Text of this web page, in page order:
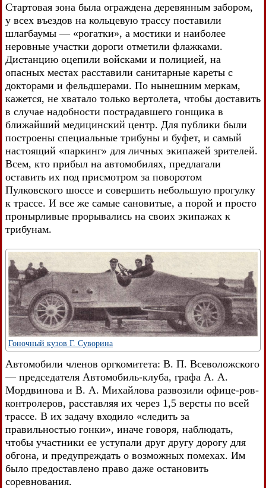
Стартовая зона была ограждена деревянным забором,
у всех въездов на кольцевую трассу поставили
шлагбаумы — «рогатки», а мостики и наиболее
неровные участки дороги отметили флажками.
Дистанцию оцепили войсками и полицией, на
опасных местах расставили санитарные кареты с
докторами и фельдшерами. По нынешним меркам,
кажется, не хватало только вертолета, чтобы доставить
в случае надобности пострадавшего гонщика в
ближайший медицинский центр. Для публики были
построены специальные трибуны и буфет, и самый
настоящий «паркинг» для личных экипажей зрителей.
Всем, кто прибыл на автомобилях, предлагали
оставить их под присмотром за поворотом
Пулковского шоссе и совершить небольшую прогулку
к трассе. И все же самые сановитые, а порой и просто
пронырливые прорывались на своих экипажах к
трибунам.
Гоночный кузов Г. Суворина
Автомобили членов оргкомитета: В. П. Всеволожского
— председателя Автомобиль-клуба, графа А. А.
Мордвинова и В. А. Михайлова развозили офице-ров-
контролеров, расставляя их через 1,5 версты по всей
трассе. В их задачу входило «следить за
правильностью гонки», иначе говоря, наблюдать,
чтобы участники ее уступали друг другу дорогу для
обгона, и предупреждать о возможных помехах. Им
было предоставлено право даже остановить
соревнования.